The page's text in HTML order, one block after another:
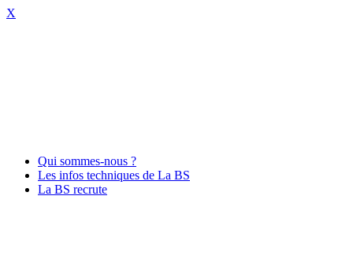
X
Qui sommes-nous ?
Les infos techniques de La BS
La BS recrute